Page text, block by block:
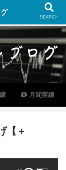
月間実績
【＋
SEARCH